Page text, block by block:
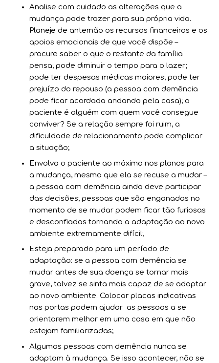
Analise com cuidado as alterações que a
mudança pode trazer para sua própria vida.
Planeje de antemão os recursos financeiros e os
apoios emocionais de que você dispõe –
procure saber o que o restante da família
pensa; pode diminuir o tempo para o lazer;
pode ter despesas médicas maiores; pode ter
prejuízo do repouso (a pessoa com demência
pode ficar acordada andando pela casa); o
paciente é alguém com quem você consegue
conviver? Se a relação sempre foi ruim, a
dificuldade de relacionamento pode complicar
a situação;
Envolva o paciente ao máximo nos planos para
a mudança, mesmo que ela se recuse a mudar –
a pessoa com demência ainda deve participar
das decisões; pessoas que são enganadas no
momento de se mudar podem ficar tão furiosas
e desconfiadas tornando a adaptação ao novo
ambiente extremamente difícil;
Esteja preparado para um período de
adaptação: se a pessoa com demência se
mudar antes de sua doença se tornar mais
grave, talvez se sinta mais capaz de se adaptar
ao novo ambiente. Colocar placas indicativas
nas portas podem ajudar as pessoas a se
orientarem melhor em uma casa em que não
estejam familiarizadas;
Algumas pessoas com demência nunca se
adaptam à mudança. Se isso acontecer, não se